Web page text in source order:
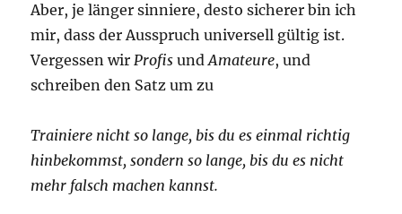
Aber, je länger sinniere, desto sicherer bin ich
mir, dass der Ausspruch universell gültig ist.
Vergessen wirProfis undAmateure, und
schreiben den Satz um zu
Trainiere nicht so lange, bis du es einmal richtig
hinbekommst, sondern so lange, bis du es nicht
mehr falsch machen kannst.